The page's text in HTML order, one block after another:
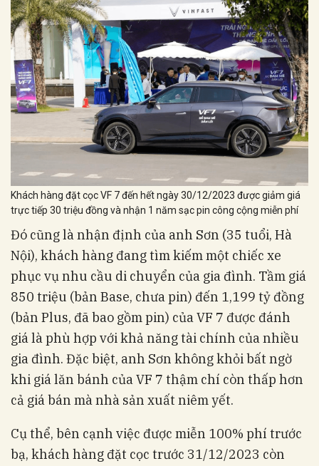
Khách hàng đặt cọc VF 7 đến hết ngày 30/12/2023 được giảm giá
trực tiếp 30 triệu đồng và nhận 1 năm sạc pin công cộng miễn phí
Đó cũng là nhận định của anh Sơn (35 tuổi, Hà
Nội), khách hàng đang tìm kiếm một chiếc xe
phục vụ nhu cầu di chuyển của gia đình. Tầm giá
850 triệu (bản Base, chưa pin) đến 1,199 tỷ đồng
(bản Plus, đã bao gồm pin) của VF 7 được đánh
giá là phù hợp với khả năng tài chính của nhiều
gia đình. Đặc biệt, anh Sơn không khỏi bất ngờ
khi giá lăn bánh của VF 7 thậm chí còn thấp hơn
cả giá bán mà nhà sản xuất niêm yết.
Cụ thể, bên cạnh việc được miễn 100% phí trước
bạ, khách hàng đặt cọc trước 31/12/2023 còn